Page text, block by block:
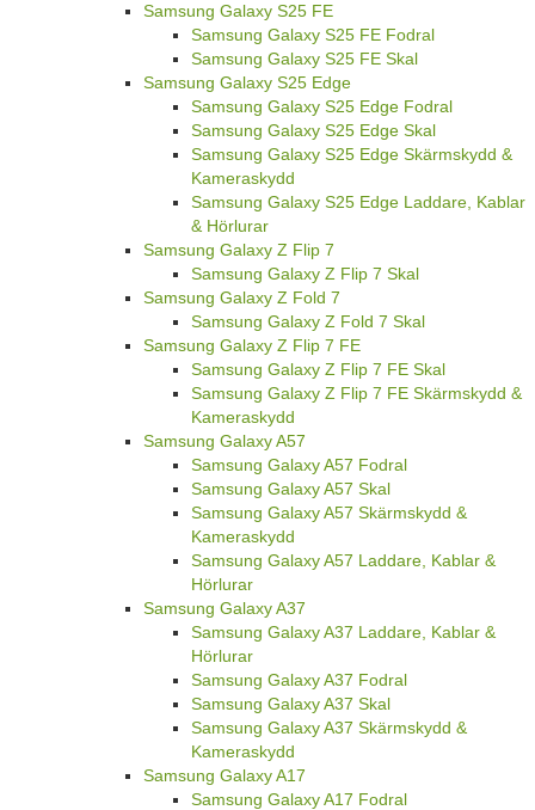
Samsung Galaxy S25 FE
Samsung Galaxy S25 FE Fodral
Samsung Galaxy S25 FE Skal
Samsung Galaxy S25 Edge
Samsung Galaxy S25 Edge Fodral
Samsung Galaxy S25 Edge Skal
Samsung Galaxy S25 Edge Skärmskydd &
Kameraskydd
Samsung Galaxy S25 Edge Laddare, Kablar
& Hörlurar
Samsung Galaxy Z Flip 7
Samsung Galaxy Z Flip 7 Skal
Samsung Galaxy Z Fold 7
Samsung Galaxy Z Fold 7 Skal
Samsung Galaxy Z Flip 7 FE
Samsung Galaxy Z Flip 7 FE Skal
Samsung Galaxy Z Flip 7 FE Skärmskydd &
Kameraskydd
Samsung Galaxy A57
Samsung Galaxy A57 Fodral
Samsung Galaxy A57 Skal
Samsung Galaxy A57 Skärmskydd &
Kameraskydd
Samsung Galaxy A57 Laddare, Kablar &
Hörlurar
Samsung Galaxy A37
Samsung Galaxy A37 Laddare, Kablar &
Hörlurar
Samsung Galaxy A37 Fodral
Samsung Galaxy A37 Skal
Samsung Galaxy A37 Skärmskydd &
Kameraskydd
Samsung Galaxy A17
Samsung Galaxy A17 Fodral